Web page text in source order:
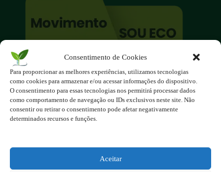
Consentimento de Cookies
Para proporcionar as melhores experiências, utilizamos tecnologias
como cookies para armazenar e/ou acessar informações do dispositivo.
O consentimento para essas tecnologias nos permitirá processar dados
como comportamento de navegação ou IDs exclusivos neste site. Não
consentir ou retirar o consentimento pode afetar negativamente
determinados recursos e funções.
Aceitar
O site é um movimento ambientalista!
Participe você também!
Podemos fazer muito
se nos unirmos!
Inscreva-se na Newsletter